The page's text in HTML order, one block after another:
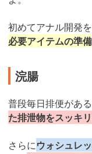
初めてアナル開発
必要アイテムの準備
浣腸
普段毎日排便がある
た排泄物をスッキ
さらにウォシュレ